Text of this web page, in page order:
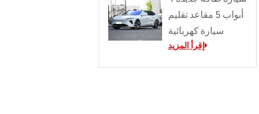
أبواب 5 مقاعد تقليم
سيارة كهربائية
إقرأ المزيد